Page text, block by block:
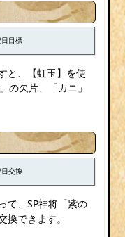
目標
と、【虹玉】を使
の欠片、「カニ」
交換
て、SP神将「紫の
できます。